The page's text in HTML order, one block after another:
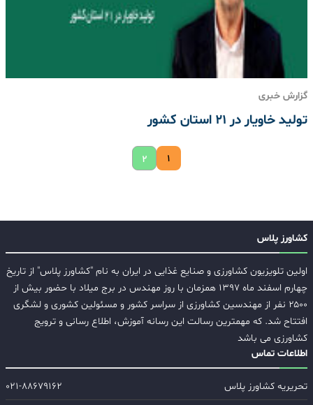
گزارش خبری
تولید خاویار در 21 استان کشور
۱ ۲
کشاورز پلاس
اولین تلویزیون کشاورزی و صنایع غذایی در ایران به نام "کشاورز پلاس" از تاریخ
چهارم اسفند ماه ۱۳۹۷ همزمان با روز مهندس در برج میلاد با حضور بیش از
۲۵۰۰ نفر از مهندسین کشاورزی از سراسر کشور و مسئولین کشوری و لشگری
افتتاح شد. که مهمترین رسالت این رسانه آموزش، اطلاع رسانی و ترویج
کشاورزی می باشد
اطلاعات تماس
تحریریه کشاورز پلاس
۰۲۱-۸۸۶۷۹۱۶۲